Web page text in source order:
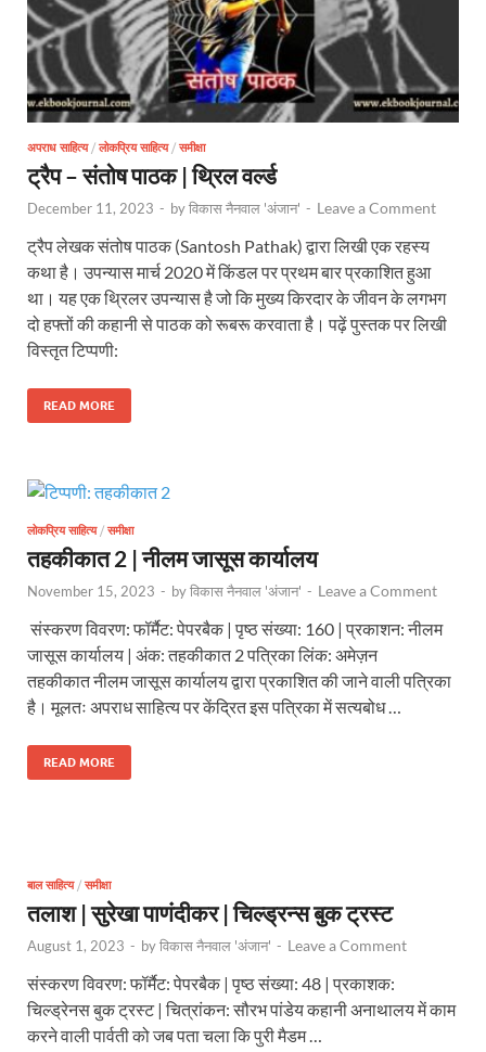
अपराध साहित्य/ लोकप्रिय साहित्य/ समीक्षा
ट्रैप – संतोष पाठक | थ्रिल वर्ल्ड
December 11, 2023 - byविकास नैनवाल 'अंजान' - Leave a Comment
ट्रैप लेखक संतोष पाठक (Santosh Pathak) द्वारा लिखी एक रहस्य
कथा है। उपन्यास मार्च 2020 में किंडल पर प्रथम बार प्रकाशित हुआ
था। यह एक थ्रिलर उपन्यास है जो कि मुख्य किरदार के जीवन के लगभग
दो हफ्तों की कहानी से पाठक को रूबरू करवाता है। पढ़ें पुस्तक पर लिखी
विस्तृत टिप्पणी:
READ MORE
लोकप्रिय साहित्य/ समीक्षा
तहकीकात 2 | नीलम जासूस कार्यालय
November 15, 2023 - byविकास नैनवाल 'अंजान' - Leave a Comment
संस्करण विवरण: फॉर्मैट: पेपरबैक | पृष्ठ संख्या: 160 | प्रकाशन: नीलम
जासूस कार्यालय | अंक: तहकीकात 2 पत्रिका लिंक: अमेज़न
तहकीकात नीलम जासूस कार्यालय द्वारा प्रकाशित की जाने वाली पत्रिका
है। मूलतः अपराध साहित्य पर केंद्रित इस पत्रिका में सत्यबोध …
READ MORE
बाल साहित्य/ समीक्षा
तलाश | सुरेखा पाणंदीकर | चिल्ड्रन्स बुक ट्रस्ट
August 1, 2023 - byविकास नैनवाल 'अंजान' - Leave a Comment
संस्करण विवरण: फॉर्मैट: पेपरबैक | पृष्ठ संख्या: 48 | प्रकाशक:
चिल्ड्रेनस बुक ट्रस्ट | चित्रांकन: सौरभ पांडेय कहानी अनाथालय में काम
करने वाली पार्वती को जब पता चला कि पुरी मैडम …